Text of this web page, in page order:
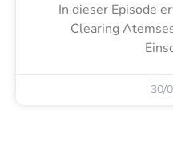
In dieser Episode
Clearing
30/